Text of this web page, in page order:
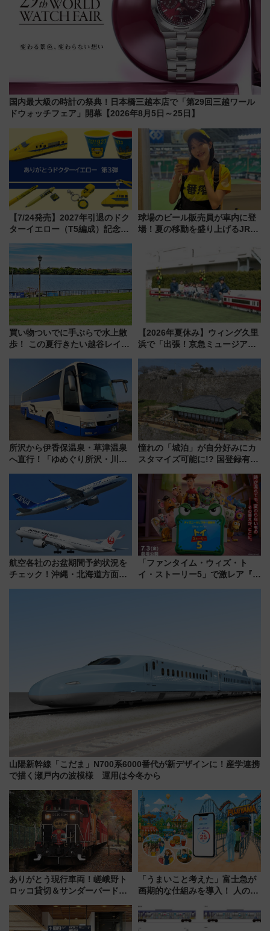
国内最大級の時計の祭典！日本橋三越本店で「第29回三越ワール
ドウォッチフェア」開幕【2026年8月5日～25日】
【7/24発売】2027年引退のドク
ターイエロー（T5編成）記念グ
送の目覚まし時計など通販・販
売店舗まとめ
球場のビール販売員が車内に登
場！夏の移動を盛り上げるJR九
月7日限定 ソフトバンクホーク
買い物ついでに手ぶらで水上散
歩！ この夏行きたい越谷レイク
ア「LAKESIDE PARK」（埼玉
県越谷市）
【2026年夏休み】ウィング久里
浜で「出張！京急ミュージア
ラリーや子ども制服撮影も
所沢から伊香保温泉・草津温泉
へ直行！「ゆめぐり所沢・川越
軽に 運行ダイヤ・運賃を解説
憧れの「城泊」が自分好みにカ
スタマイズ可能に!? 国登録有形
にオーダーメイド型の宿泊プラ
ンが誕生！
航空各社のお盆期間予約状況を
チェック！沖縄・北海道方面は
「ファンタイム・ウィズ・ト
イ・ストーリー5」で激レア『ロ
山陽新幹線「こだま」N700系6000番代が新デザインに！産学連携
で描く瀬戸内の波模様 運用は今冬から
ありがとう現行車両！嵯峨野ト
ロッコ貸切＆サンダーバードレ
斉藤雪乃＆福原トシヒロと行
く！9月13日「京都の鉄道満喫
「うまいこと考えた」富士急が
画期的な仕組みを導入！ 人のか
ん」始動